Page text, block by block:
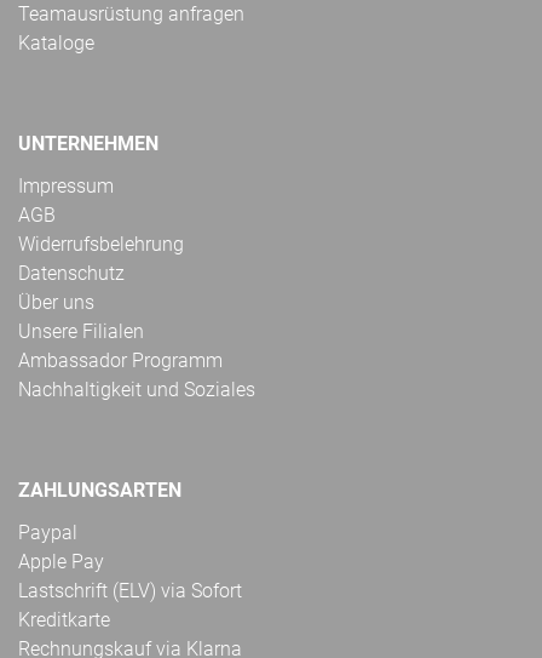
Teamausrüstung anfragen
Kataloge
UNTERNEHMEN
Impressum
AGB
Widerrufsbelehrung
Datenschutz
Über uns
Unsere Filialen
Ambassador Programm
Nachhaltigkeit und Soziales
ZAHLUNGSARTEN
Paypal
Apple Pay
Lastschrift (ELV) via Sofort
Kreditkarte
Rechnungskauf via Klarna